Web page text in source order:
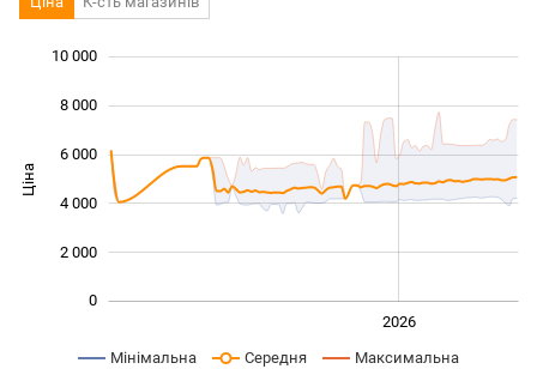
Ціна
0
2 000
4 000
6 000
8 000
10 000
2026
Мінімальна Середня Максимальна